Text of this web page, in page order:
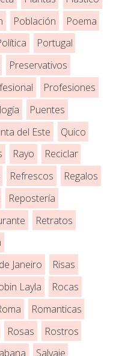
Población
Poema
Portugal
Preservativos
Profesiones
Puentes
del Este
Quico
Rayo
Reciclar
Refrescos
Regalos
Repostería
Retratos
Janeiro
Risas
Layla
Rocas
Romanticas
Rosas
Rostros
Salvaje